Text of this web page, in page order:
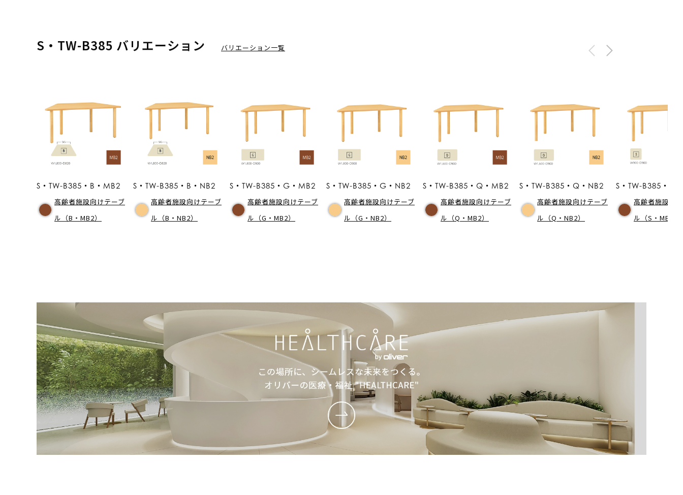
S・TW-B385 バリエーション バリエーション一覧
S・TW-B385・B・MB2
高齢者施設向けテーブ
ル（B・MB2）
S・TW-B385・B・NB2
高齢者施設向けテーブ
ル（B・NB2）
S・TW-B385・G・MB2
高齢者施設向けテーブ
ル（G・MB2）
S・TW-B385・G・NB2
高齢者施設向けテーブ
ル（G・NB2）
S・TW-B385・Q・MB2
高齢者施設向けテーブ
ル（Q・MB2）
S・TW-B385・Q・NB2
高齢者施設向けテーブ
ル（Q・NB2）
S・TW-B385・S
高齢者施設向
ル（S・MB2）